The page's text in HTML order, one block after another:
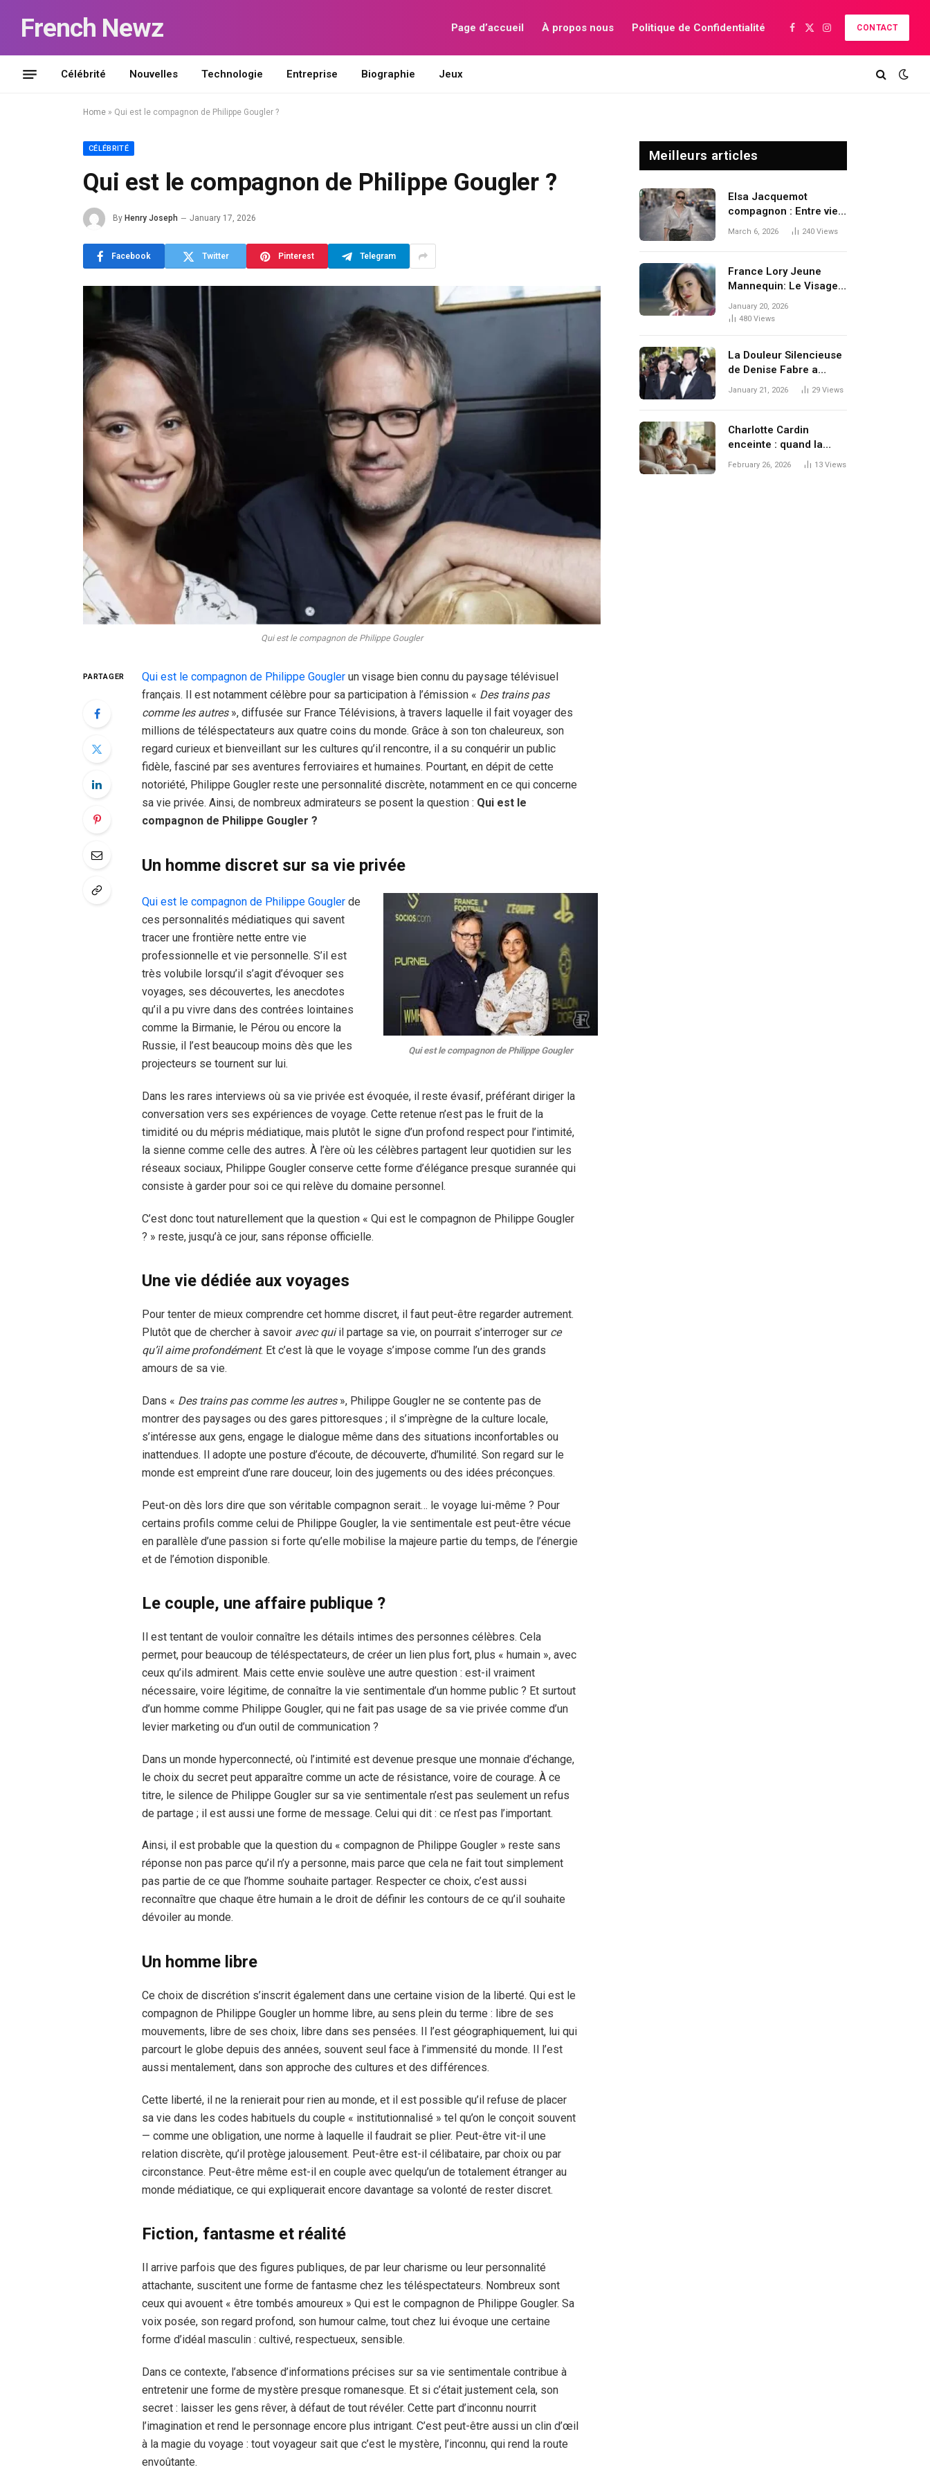
French Newz Page d’accueil À propos nous Politique de Confidentialité Facebook
X
Instagram
CONTACT
Célébrité Nouvelles Technologie Entreprise Biographie Jeux
Home » Qui est le compagnon de Philippe Gougler ?
CÉLÉBRITÉ
Qui est le compagnon de Philippe Gougler ?
By Henry Joseph January 17, 2026
Facebook Twitter Pinterest Telegram
Qui est le compagnon de Philippe Gougler
PARTAGER Qui est le compagnon de Philippe Gouglerun visage bien connu du paysage télévisuel
français. Il est notamment célèbre pour sa participation à l’émission « Des trains pas
comme les autres», diffusée sur France Télévisions, à travers laquelle il fait voyager des
millions de téléspectateurs aux quatre coins du monde. Grâce à son ton chaleureux, son
regard curieux et bienveillant sur les cultures qu’il rencontre, il a su conquérir un public
fidèle, fasciné par ses aventures ferroviaires et humaines. Pourtant, en dépit de cette
notoriété, Philippe Gougler reste une personnalité discrète, notamment en ce qui concerne
sa vie privée. Ainsi, de nombreux admirateurs se posent la question : Qui est le
compagnon de Philippe Gougler ?
Un homme discret sur sa vie privée
Qui est le compagnon de Philippe Gougler
Qui est le compagnon de Philippe Gouglerde
ces personnalités médiatiques qui savent
tracer une frontière nette entre vie
professionnelle et vie personnelle. S’il est
très volubile lorsqu’il s’agit d’évoquer ses
voyages, ses découvertes, les anecdotes
qu’il a pu vivre dans des contrées lointaines
comme la Birmanie, le Pérou ou encore la
Russie, il l’est beaucoup moins dès que les
projecteurs se tournent sur lui.
Dans les rares interviews où sa vie privée est évoquée, il reste évasif, préférant diriger la
conversation vers ses expériences de voyage. Cette retenue n’est pas le fruit de la
timidité ou du mépris médiatique, mais plutôt le signe d’un profond respect pour l’intimité,
la sienne comme celle des autres. À l’ère où les célèbres partagent leur quotidien sur les
réseaux sociaux, Philippe Gougler conserve cette forme d’élégance presque surannée qui
consiste à garder pour soi ce qui relève du domaine personnel.
C’est donc tout naturellement que la question « Qui est le compagnon de Philippe Gougler
? » reste, jusqu’à ce jour, sans réponse officielle.
Une vie dédiée aux voyages
Pour tenter de mieux comprendre cet homme discret, il faut peut-être regarder autrement.
Plutôt que de chercher à savoir avec quiil partage sa vie, on pourrait s’interroger sur ce
qu’il aime profondément. Et c’est là que le voyage s’impose comme l’un des grands
amours de sa vie.
Dans « Des trains pas comme les autres», Philippe Gougler ne se contente pas de
montrer des paysages ou des gares pittoresques ; il s’imprègne de la culture locale,
s’intéresse aux gens, engage le dialogue même dans des situations inconfortables ou
inattendues. Il adopte une posture d’écoute, de découverte, d’humilité. Son regard sur le
monde est empreint d’une rare douceur, loin des jugements ou des idées préconçues.
Peut-on dès lors dire que son véritable compagnon serait… le voyage lui-même ? Pour
certains profils comme celui de Philippe Gougler, la vie sentimentale est peut-être vécue
en parallèle d’une passion si forte qu’elle mobilise la majeure partie du temps, de l’énergie
et de l’émotion disponible.
Le couple, une affaire publique ?
Il est tentant de vouloir connaître les détails intimes des personnes célèbres. Cela
permet, pour beaucoup de téléspectateurs, de créer un lien plus fort, plus « humain », avec
ceux qu’ils admirent. Mais cette envie soulève une autre question : est-il vraiment
nécessaire, voire légitime, de connaître la vie sentimentale d’un homme public ? Et surtout
d’un homme comme Philippe Gougler, qui ne fait pas usage de sa vie privée comme d’un
levier marketing ou d’un outil de communication ?
Dans un monde hyperconnecté, où l’intimité est devenue presque une monnaie d’échange,
le choix du secret peut apparaître comme un acte de résistance, voire de courage. À ce
titre, le silence de Philippe Gougler sur sa vie sentimentale n’est pas seulement un refus
de partage ; il est aussi une forme de message. Celui qui dit : ce n’est pas l’important.
Ainsi, il est probable que la question du « compagnon de Philippe Gougler » reste sans
réponse non pas parce qu’il n’y a personne, mais parce que cela ne fait tout simplement
pas partie de ce que l’homme souhaite partager. Respecter ce choix, c’est aussi
reconnaître que chaque être humain a le droit de définir les contours de ce qu’il souhaite
dévoiler au monde.
Un homme libre
Ce choix de discrétion s’inscrit également dans une certaine vision de la liberté. Qui est le
compagnon de Philippe Gougler un homme libre, au sens plein du terme : libre de ses
mouvements, libre de ses choix, libre dans ses pensées. Il l’est géographiquement, lui qui
parcourt le globe depuis des années, souvent seul face à l’immensité du monde. Il l’est
aussi mentalement, dans son approche des cultures et des différences.
Cette liberté, il ne la renierait pour rien au monde, et il est possible qu’il refuse de placer
sa vie dans les codes habituels du couple « institutionnalisé » tel qu’on le conçoit souvent
— comme une obligation, une norme à laquelle il faudrait se plier. Peut-être vit-il une
relation discrète, qu’il protège jalousement. Peut-être est-il célibataire, par choix ou par
circonstance. Peut-être même est-il en couple avec quelqu’un de totalement étranger au
monde médiatique, ce qui expliquerait encore davantage sa volonté de rester discret.
Fiction, fantasme et réalité
Il arrive parfois que des figures publiques, de par leur charisme ou leur personnalité
attachante, suscitent une forme de fantasme chez les téléspectateurs. Nombreux sont
ceux qui avouent « être tombés amoureux » Qui est le compagnon de Philippe Gougler. Sa
voix posée, son regard profond, son humour calme, tout chez lui évoque une certaine
forme d’idéal masculin : cultivé, respectueux, sensible.
Dans ce contexte, l’absence d’informations précises sur sa vie sentimentale contribue à
entretenir une forme de mystère presque romanesque. Et si c’était justement cela, son
secret : laisser les gens rêver, à défaut de tout révéler. Cette part d’inconnu nourrit
l’imagination et rend le personnage encore plus intrigant. C’est peut-être aussi un clin d’œil
à la magie du voyage : tout voyageur sait que c’est le mystère, l’inconnu, qui rend la route
envoûtante.
Meilleurs articles
Elsa Jacquemot
compagnon : Entre vie
privée et ascension
March 6, 2026 240 Views
France Lory Jeune
Mannequin: Le Visage
d’une Nouvelle
Génération de
January 20, 2026
480 Views
La Douleur Silencieuse
de Denise Fabre a
Perdu Sa Jumelle
January 21, 2026 29 Views
Charlotte Cardin
enceinte : quand la
rumeur persiste malgré
February 26, 2026 13 Views